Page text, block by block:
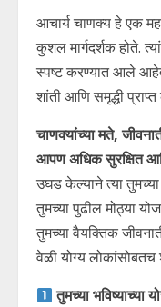
आचार्य चाणक्य हे एक
कुशल मार्गदर्शक होते.
स्पष्ट करण्यात आले
शांती आणि समृद्धी
चाणक्यांच्या मते,
आपण अधिक सुरक्षित
उघड केल्याने त्या
तुमच्या पुढील मोठ्या
तुमच्या वैयक्तिक
वेळी योग्य लोकांसोबतच
तुमच्या भविष्याच्या